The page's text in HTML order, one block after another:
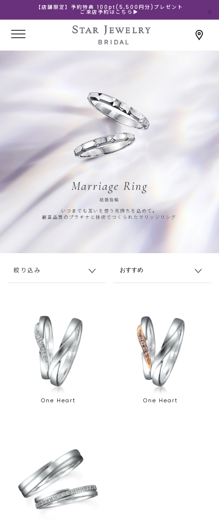
【店舗限定】予約特典 100pt(5,500円分)プレゼント
ご来店予約はこちら▶
Marriage Ring
結婚指輪
いつまでも互いを想う気持ちを込めて。
最高品質のプラチナと技術でつくられたマリッジリング
絞り込み
One Heart One Heart